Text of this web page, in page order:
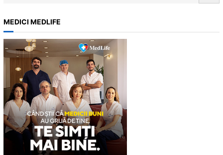
a
r
c
h
MEDICI MEDLIFE